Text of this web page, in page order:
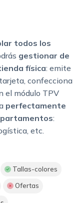
todos los
gestionar de
física: emite
confecciona
el módulo TPV
perfectamente
:
etc.
Tallas-colores
Ofertas